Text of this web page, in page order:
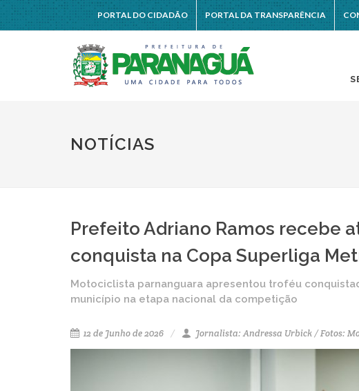
PORTAL DO CIDADÃO PORTAL DA TRANSPARÊNCIA
NOTÍCIAS
Prefeito Adriano Ramos recebe
conquista na Copa Superliga
Motociclista parnanguara apresentou troféu
município na etapa nacional da competição
12 de Junho de 2026 Jornalista: Andressa Urbick / Fotos: